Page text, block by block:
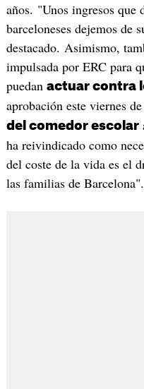
años. "Unos ingresos que
barceloneses dejemos de
destacado. Asimismo,
impulsada por ERC para
puedan actuar contra
aprobación este viernes
del comedor escolar
ha reivindicado como
del coste de la vida es el
las familias de Barcelona".